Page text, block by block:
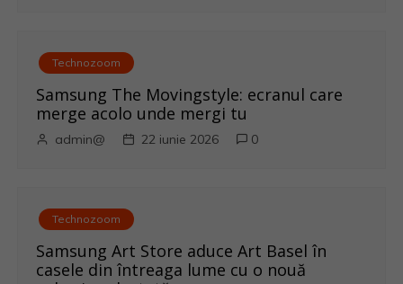
Technozoom
Samsung The Movingstyle: ecranul care
merge acolo unde mergi tu
admin@ 22 iunie 2026 0
Technozoom
Samsung Art Store aduce Art Basel în
casele din întreaga lume cu o nouă